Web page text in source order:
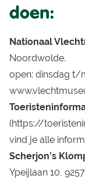
doen:
Nationaal
Noordwolde.
open: dinsdag t/
(https://
vind je alle
Scherjon’s
Ypeijlaan 10,